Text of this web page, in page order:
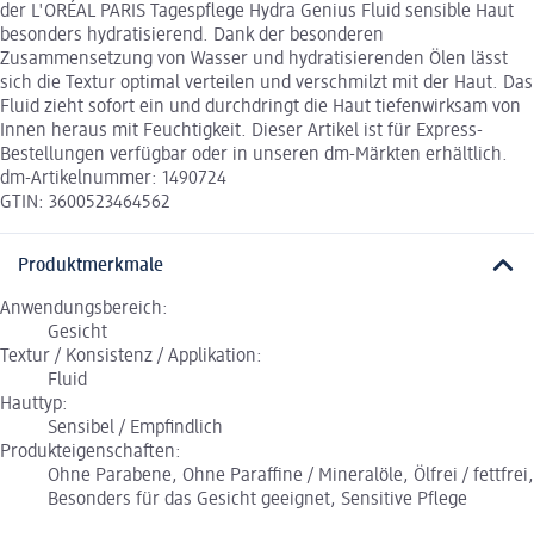
der L'ORÉAL PARIS Tagespflege Hydra Genius Fluid sensible Haut
besonders hydratisierend. Dank der besonderen
Zusammensetzung von Wasser und hydratisierenden Ölen lässt
sich die Textur optimal verteilen und verschmilzt mit der Haut. Das
Fluid zieht sofort ein und durchdringt die Haut tiefenwirksam von
Innen heraus mit Feuchtigkeit. Dieser Artikel ist für Express-
Bestellungen verfügbar oder in unseren dm-Märkten erhältlich.
dm-Artikelnummer: 1490724
GTIN: 3600523464562
Produktmerkmale
Anwendungsbereich:
Gesicht
Textur / Konsistenz / Applikation:
Fluid
Hauttyp:
Sensibel / Empfindlich
Produkteigenschaften:
Ohne Parabene, Ohne Paraffine / Mineralöle, Ölfrei / fettfrei,
Besonders für das Gesicht geeignet, Sensitive Pflege